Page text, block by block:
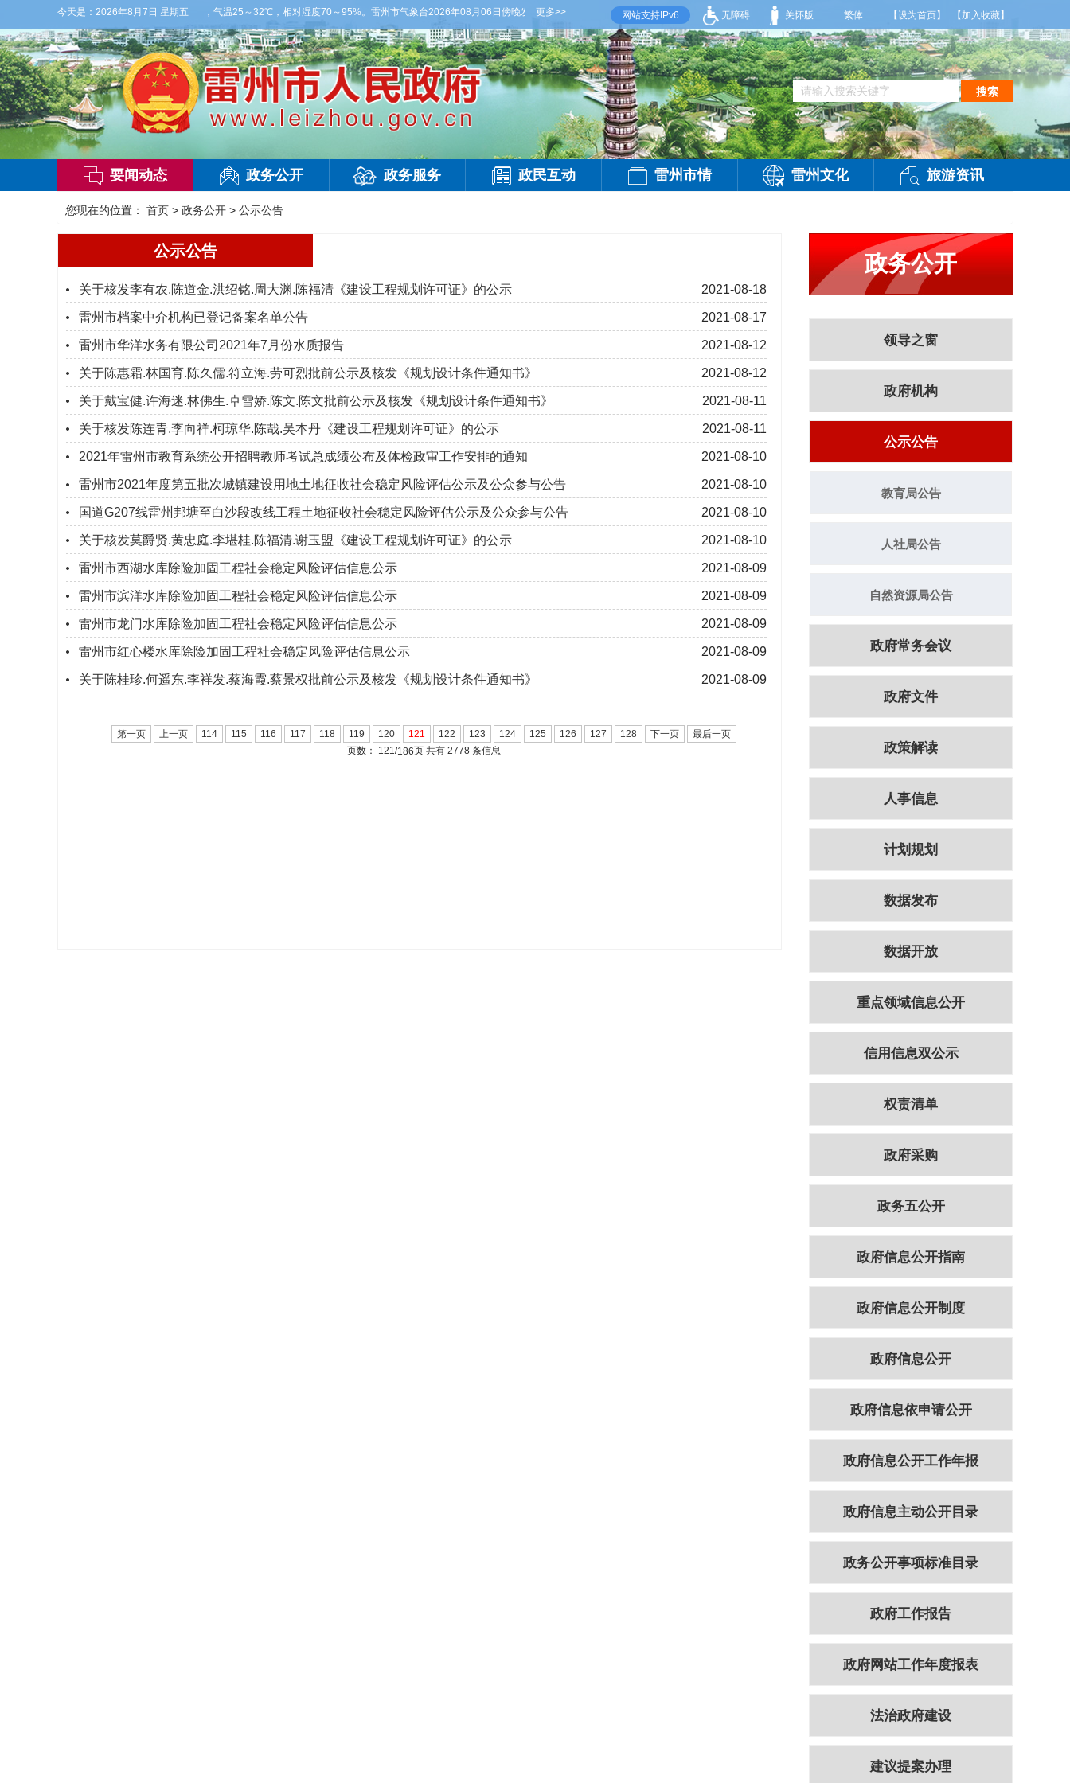
今天是： 2026年8月7日 星期五
多云，有雷阵雨，局部大雨，东南风2～3级，气温25～32℃，相对湿度70～95%。雷州市气象台2026年08月06日傍晚发布 【雷州晚间天气】今晚到明天白天，阴天间多云，有雷阵雨，局部大雨，东南风2～3级，气温25～32℃，相对湿度70～95%。
更多>> 网站支持IPv6 无障碍 关怀版 繁体 【设为首页】 【加入收藏】
搜索
要闻动态 政务公开 政务服务 政民互动 雷州市情 雷州文化 旅游资讯
您现在的位置： 首页 > 政务公开 > 公示公告
公示公告
2021-08-18
关于核发李有农.陈道金.洪绍铭.周大渊.陈福清《建设工程规划许可证》的公示
2021-08-17
雷州市档案中介机构已登记备案名单公告
2021-08-12
雷州市华洋水务有限公司2021年7月份水质报告
2021-08-12
关于陈惠霜.林国育.陈久儒.符立海.劳可烈批前公示及核发《规划设计条件通知书》
2021-08-11
关于戴宝健.许海迷.林佛生.卓雪娇.陈文.陈文批前公示及核发《规划设计条件通知书》
2021-08-11
关于核发陈连青.李向祥.柯琼华.陈哉.吴本丹《建设工程规划许可证》的公示
2021-08-10
2021年雷州市教育系统公开招聘教师考试总成绩公布及体检政审工作安排的通知
2021-08-10
雷州市2021年度第五批次城镇建设用地土地征收社会稳定风险评估公示及公众参与公告
2021-08-10
国道G207线雷州邦塘至白沙段改线工程土地征收社会稳定风险评估公示及公众参与公告
2021-08-10
关于核发莫爵贤.黄忠庭.李堪桂.陈福清.谢玉盟《建设工程规划许可证》的公示
2021-08-09
雷州市西湖水库除险加固工程社会稳定风险评估信息公示
2021-08-09
雷州市滨洋水库除险加固工程社会稳定风险评估信息公示
2021-08-09
雷州市龙门水库除险加固工程社会稳定风险评估信息公示
2021-08-09
雷州市红心楼水库除险加固工程社会稳定风险评估信息公示
2021-08-09
关于陈桂珍.何遥东.李祥发.蔡海霞.蔡景权批前公示及核发《规划设计条件通知书》
第一页 上一页 114 115 116 117 118 119 120 121 122 123 124 125 126 127 128 下一页
最后一页
页数：
121/186页 共有 2778 条信息
政务公开
领导之窗
政府机构
公示公告
教育局公告
人社局公告
自然资源局公告
政府常务会议
政府文件
政策解读
人事信息
计划规划
数据发布
数据开放
重点领域信息公开
信用信息双公示
权责清单
政府采购
政务五公开
政府信息公开指南
政府信息公开制度
政府信息公开
政府信息依申请公开
政府信息公开工作年报
政府信息主动公开目录
政务公开事项标准目录
政府工作报告
政府网站工作年度报表
法治政府建设
建议提案办理